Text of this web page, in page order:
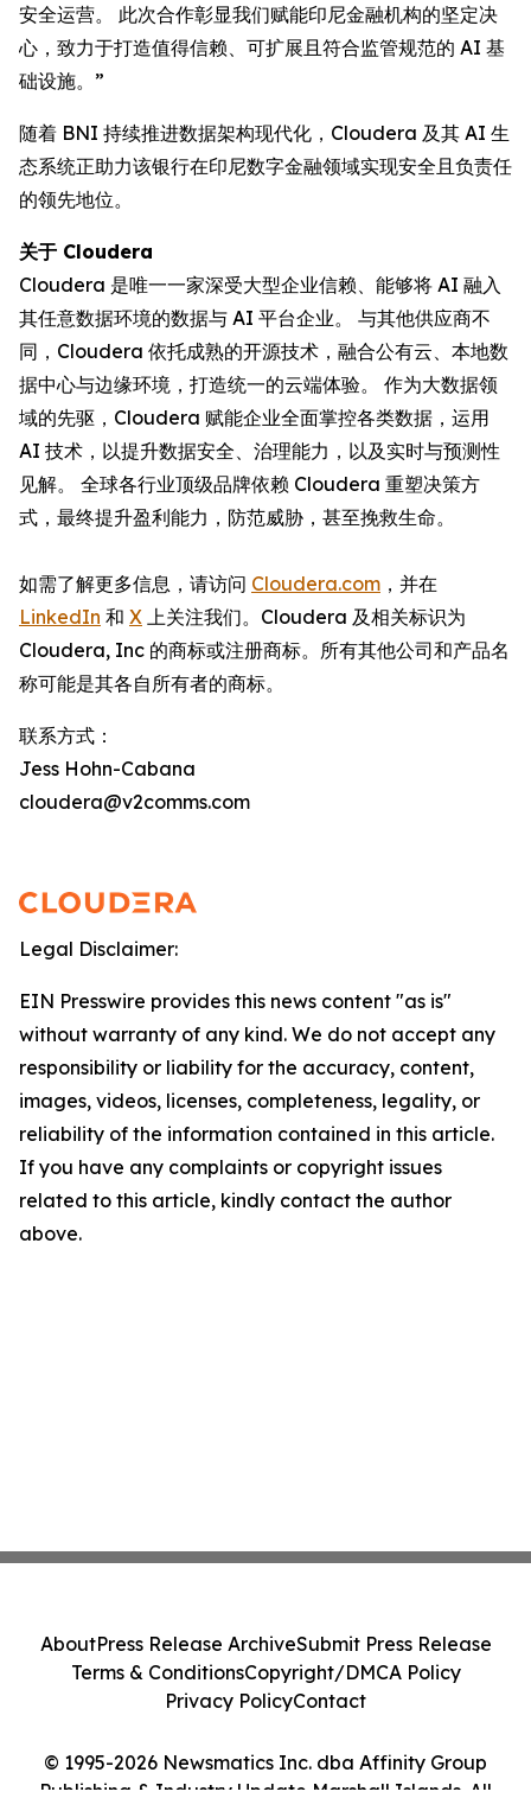
安全运营。 此次合作彰显我们赋能印尼金融机构的坚定决
心，致力于打造值得信赖、可扩展且符合监管规范的 AI 基
础设施。”
随着 BNI 持续推进数据架构现代化，Cloudera 及其 AI 生
态系统正助力该银行在印尼数字金融领域实现安全且负责任
的领先地位。
关于 Cloudera
Cloudera 是唯一一家深受大型企业信赖、能够将 AI 融入
其任意数据环境的数据与 AI 平台企业。 与其他供应商不
同，Cloudera 依托成熟的开源技术，融合公有云、本地数
据中心与边缘环境，打造统一的云端体验。 作为大数据领
域的先驱，Cloudera 赋能企业全面掌控各类数据，运用
AI 技术，以提升数据安全、治理能力，以及实时与预测性
见解。 全球各行业顶级品牌依赖 Cloudera 重塑决策方
式，最终提升盈利能力，防范威胁，甚至挽救生命。
如需了解更多信息，请访问 Cloudera.com ，并在
LinkedIn 和 X 上关注我们。Cloudera 及相关标识为
Cloudera, Inc 的商标或注册商标。所有其他公司和产品名
称可能是其各自所有者的商标。
联系方式：
Jess Hohn-Cabana
cloudera@v2comms.com
Legal Disclaimer:
EIN Presswire provides this news content "as is"
without warranty of any kind. We do not accept any
responsibility or liability for the accuracy, content,
images, videos, licenses, completeness, legality, or
reliability of the information contained in this article.
If you have any complaints or copyright issues
related to this article, kindly contact the author
above.
© 1995-2026 Newsmatics Inc. dba Affinity Group
Publishing & Industry Update Marshall Islands. All
AboutPress Release ArchiveSubmit Press Release
Terms & ConditionsCopyright/DMCA Policy
Privacy PolicyContact